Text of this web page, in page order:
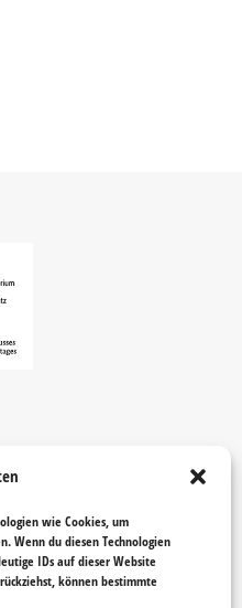
wie Cookies, um
Wenn du diesen Technologien
IDs auf dieser Website
können bestimmte